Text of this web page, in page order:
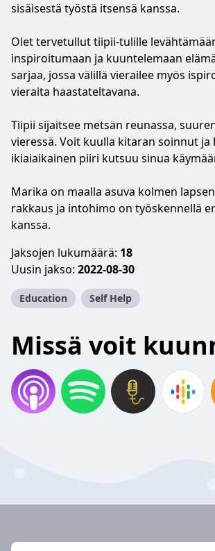
sisäisestä työstä itsensä kanssa.
Olet tervetullut tiipii-tulille
inspiroitumaan ja kuuntelemaan
sarjaa, jossa välillä vierailee myös
vieraita haastateltavana.
Tiipii sijaitsee metsän reunassa,
vieressä. Voit kuulla kitaran soinnut ja
ikiaiaikainen piiri kutsuu sinua
Marika on maalla asuva kolmen
rakkaus ja intohimo on työskennellä
kanssa.
Jaksojen lukumäärä: 18
Uusin jakso: 2022-08-30
Education Self Help
Missä voit